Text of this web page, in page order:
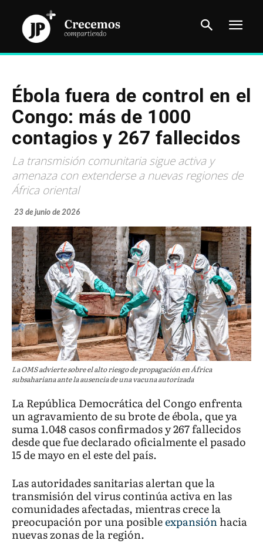
Ébola fuera de control en el
Congo: más de 1000
contagios y 267 fallecidos
La transmisión comunitaria sigue activa y
amenaza con extenderse a nuevas regiones de
África oriental
23 de junio de 2026
La OMS advierte sobre el alto riesgo de propagación en África
subsahariana ante la ausencia de una vacuna autorizada
La República Democrática del Congo enfrenta
un agravamiento de su brote de ébola, que ya
suma 1.048 casos confirmados y 267 fallecidos
desde que fue declarado oficialmente el pasado
15 de mayo en el este del país.
Las autoridades sanitarias alertan que la
transmisión del virus continúa activa en las
comunidades afectadas, mientras crece la
preocupación por una posibleexpansiónhacia
nuevas zonas de la región.